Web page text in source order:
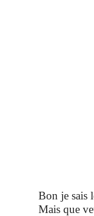
Bon je sais
Mais que